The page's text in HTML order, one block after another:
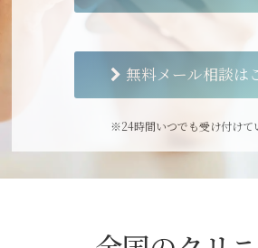
無料メール相談は
※24時間いつでも受け付けて